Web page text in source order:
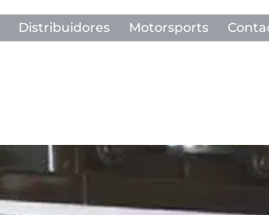
Distribuidores Motorsports